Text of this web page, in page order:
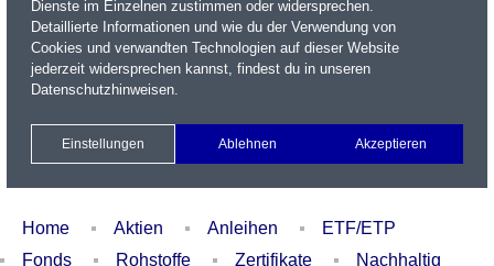
Name / WKN / ISIN / Kürzel
Xetra Realtime
Watchlist Portfolio Login
Home Aktien Anleihen
ETF/ETP
Fonds
Rohstoffe Zertifikate
Nachhaltig
Dienste im Einzelnen zustimmen oder widersprechen.
Detaillierte Informationen und wie du der Verwendung von
Cookies und verwandten Technologien auf dieser Website
jederzeit widersprechen kannst, findest du in unseren
Datenschutzhinweisen.
Einstellungen Ablehnen Akzeptieren